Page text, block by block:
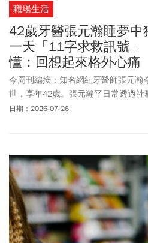
職場生活
42歲牙醫張元瀚睡夢中
一天「11字求救訊號
懂：回想起來格外心痛
今周刊編按：知名網紅牙醫師張元瀚
世，享年42歲。張元瀚平日常透過
兒日常，突然離世，讓不少人感嘆人
力大與不規律的生活作息幾已成為常
就沒事」，卻忽略心臟其實正默默承
日期：2026-07-26